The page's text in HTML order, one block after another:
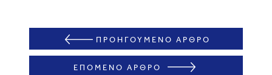
ΠΡΟΗΓΟΥΜΕΝΟ ΑΡΘΡΟ
ΕΠΟΜΕΝΟ ΑΡΘΡΟ